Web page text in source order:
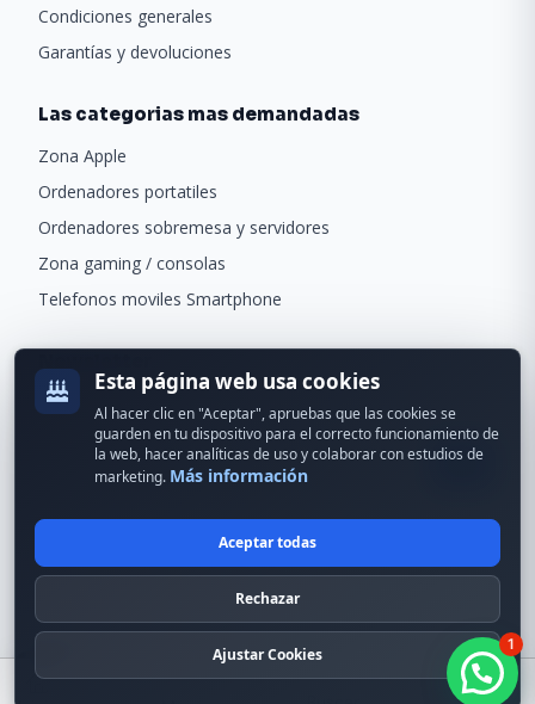
Condiciones generales
Garantías y devoluciones
Las categorias mas demandadas
Zona Apple
Ordenadores portatiles
Ordenadores sobremesa y servidores
Zona gaming / consolas
Telefonos moviles Smartphone
Recibe ofertas exclusivas y novedades.
© 2024 Erson Tecnología. Todos los derechos reservados.
Política de privacidad
Condiciones Generales 1
Esta página web usa cookies
Al hacer clic en "Aceptar", apruebas que las cookies se
guarden en tu dispositivo para el correcto funcionamiento de
la web, hacer analíticas de uso y colaborar con estudios de
marketing. Más información
Aceptar todas
Rechazar
Ajustar Cookies